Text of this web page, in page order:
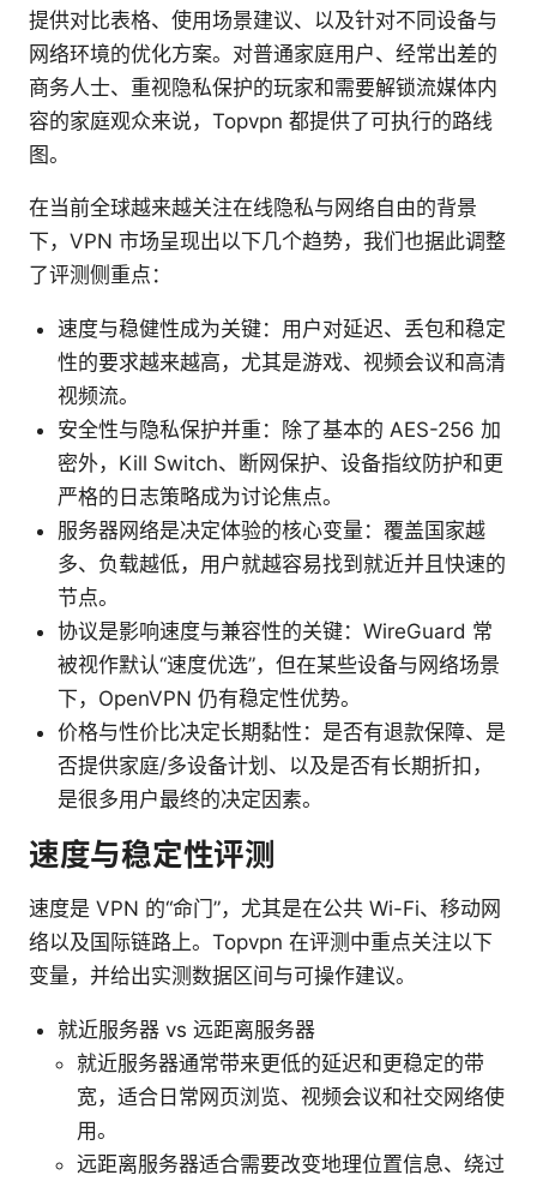
提供对比表格、使用场景建议、以及针对不同设备与
网络环境的优化方案。对普通家庭用户、经常出差的
商务人士、重视隐私保护的玩家和需要解锁流媒体内
容的家庭观众来说，Topvpn 都提供了可执行的路线
图。
在当前全球越来越关注在线隐私与网络自由的背景
下，VPN 市场呈现出以下几个趋势，我们也据此调整
了评测侧重点：
速度与稳健性成为关键：用户对延迟、丢包和稳定
性的要求越来越高，尤其是游戏、视频会议和高清
视频流。
安全性与隐私保护并重：除了基本的 AES-256 加
密外，Kill Switch、断网保护、设备指纹防护和更
严格的日志策略成为讨论焦点。
服务器网络是决定体验的核心变量：覆盖国家越
多、负载越低，用户就越容易找到就近并且快速的
节点。
协议是影响速度与兼容性的关键：WireGuard 常
被视作默认“速度优选”，但在某些设备与网络场景
下，OpenVPN 仍有稳定性优势。
价格与性价比决定长期黏性：是否有退款保障、是
否提供家庭/多设备计划、以及是否有长期折扣，
是很多用户最终的决定因素。
速度与稳定性评测
速度是 VPN 的“命门”，尤其是在公共 Wi-Fi、移动网
络以及国际链路上。Topvpn 在评测中重点关注以下
变量，并给出实测数据区间与可操作建议。
就近服务器 vs 远距离服务器
就近服务器通常带来更低的延迟和更稳定的带
宽，适合日常网页浏览、视频会议和社交网络使
用。
远距离服务器适合需要改变地理位置信息、绕过